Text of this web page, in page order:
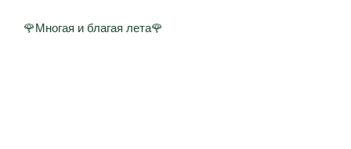
🌹Многая и благая лета🌹